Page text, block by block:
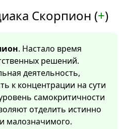
Скорпион (+)
. Настало время
решений.
деятельность,
к концентрации на сути
самокритичности
отделить истинно
малозначимого.